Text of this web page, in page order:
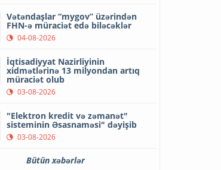
Vətəndaşlar “mygov” üzərindən
FHN-ə müraciət edə biləcəklər
04-08-2026
İqtisadiyyat Nazirliyinin
xidmətlərinə 13 milyondan artıq
müraciət olub
03-08-2026
"Elektron kredit və zəmanət"
sisteminin Əsasnaməsi" dəyişib
03-08-2026
Bütün xəbərlər